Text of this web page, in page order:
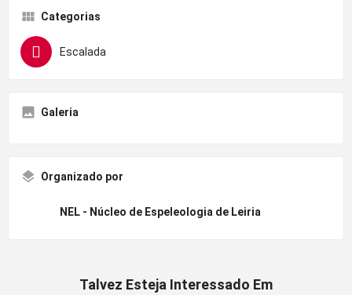
Categorias
Escalada
Galeria
Organizado por
NEL - Núcleo de Espeleologia de Leiria
Talvez Esteja Interessado Em